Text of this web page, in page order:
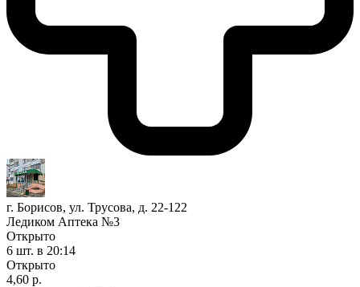
г. Борисов, ул. Трусова, д. 22-122
Ледиком Аптека №3
Открыто
6 шт. в 20:14
Открыто
4,60 р.